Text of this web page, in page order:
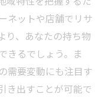
ネットや店舗でリサ
り、あなたの持ち物
きるでしょう。ま
需要変動にも注目す
き出すことが可能で